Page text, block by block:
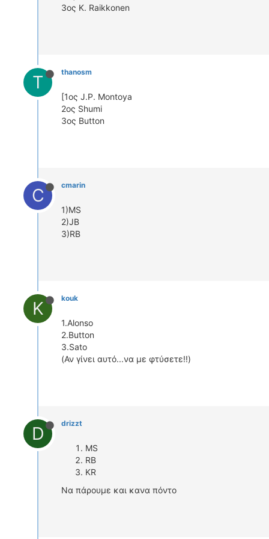
3ος K. Raikkonen
T thanosm
[1ος J.P. Montoya
2ος Shumi
3ος Button
C cmarin
1)MS
2)JB
3)RB
K kouk
1.Alonso
2.Button
3.Sato
(Αν γίνει αυτό...να με φτύσετε!!)
D drizzt
MS
RB
KR
Να πάρουμε και κανα πόντο